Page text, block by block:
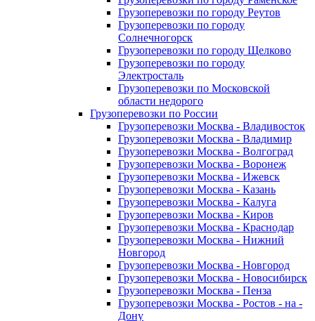
Грузоперевозки по городу Реутов
Грузоперевозки по городу
Солнечногорск
Грузоперевозки по городу Щелково
Грузоперевозки по городу
Электросталь
Грузоперевозки по Московской
области недорого
Грузоперевозки по России
Грузоперевозки Москва - Владивосток
Грузоперевозки Москва - Владимир
Грузоперевозки Москва - Волгоград
Грузоперевозки Москва - Воронеж
Грузоперевозки Москва - Ижевск
Грузоперевозки Москва - Казань
Грузоперевозки Москва - Калуга
Грузоперевозки Москва - Киров
Грузоперевозки Москва - Краснодар
Грузоперевозки Москва - Нижний
Новгород
Грузоперевозки Москва - Новгород
Грузоперевозки Москва - Новосибирск
Грузоперевозки Москва - Пенза
Грузоперевозки Москва - Ростов - на -
Дону